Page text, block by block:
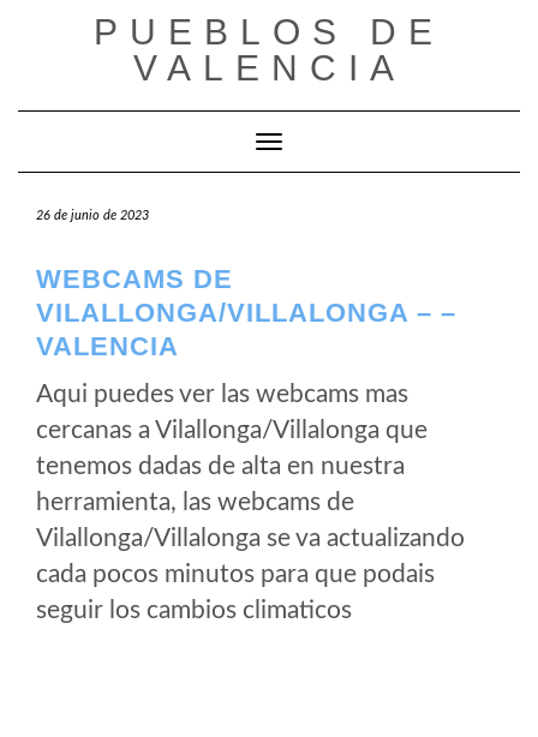
PUEBLOS DE
VALENCIA
Cambiar modo de navegación
26 de junio de 2023
WEBCAMS DE
VILALLONGA/VILLALONGA – –
VALENCIA
Aqui puedes ver las webcams mas
cercanas a Vilallonga/Villalonga que
tenemos dadas de alta en nuestra
herramienta, las webcams de
Vilallonga/Villalonga se va actualizando
cada pocos minutos para que podais
seguir los cambios climaticos